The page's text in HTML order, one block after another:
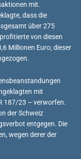
mit.
dass die
über 275
von diesen
Millionen Euro; dieser
mit
187/23 – verworfen.
der Schweiz
entgegen. Die
wegen derer der